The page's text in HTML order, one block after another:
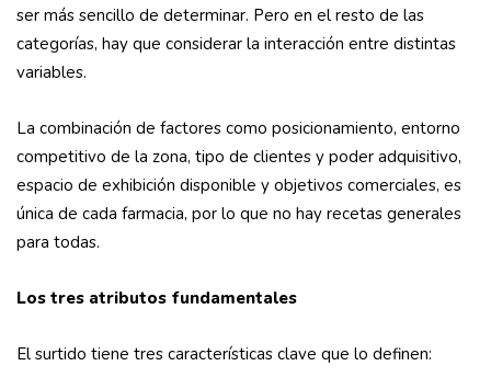
ser más sencillo de determinar. Pero en el resto de las
categorías, hay que considerar la interacción entre distintas
variables.
La combinación de factores como posicionamiento, entorno
competitivo de la zona, tipo de clientes y poder adquisitivo,
espacio de exhibición disponible y objetivos comerciales, es
única de cada farmacia, por lo que no hay recetas generales
para todas.
Los tres atributos fundamentales
El surtido tiene tres características clave que lo definen: